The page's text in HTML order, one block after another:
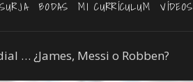
BODAS MI CURRÍCULUM VÍDEOS
… ¿James, Messi o Robben?